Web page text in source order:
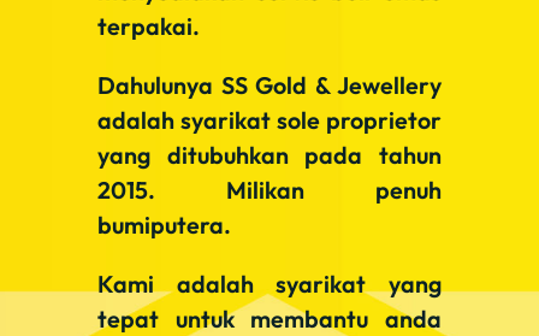
terpakai.
Dahulunya SS Gold & Jewellery
adalah syarikat sole proprietor
yang ditubuhkan pada tahun
2015. Milikan penuh
bumiputera.
Kami adalah syarikat yang
tepat untuk membantu anda